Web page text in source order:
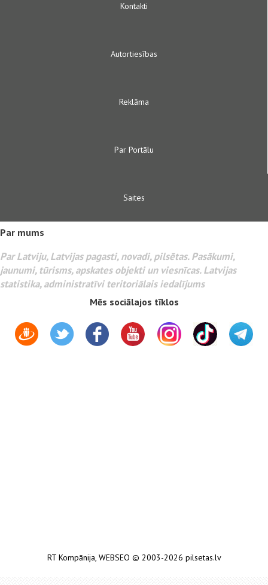
Kontakti
Autortiesības
Reklāma
Par Portālu
Saites
Par mums
Par Latviju, Latvijas pagasti, novadi, pilsētas. Pasākumi,
jaunumi, tūrisms, apskates objekti un viesnīcas. Latvijas
statistika, administratīvi teritoriālais iedalījums
Mēs sociālajos tīklos
RT Kompānija, WEBSEO © 2003-2026 pilsetas.lv